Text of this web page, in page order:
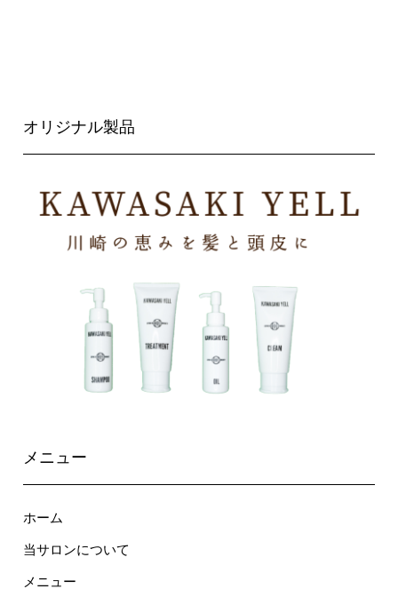
オリジナル製品
メニュー
ホーム
当サロンについて
メニュー